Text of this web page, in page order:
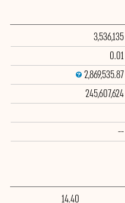
3,536,135
0.01
2,869,535.87
245,607,624
--
14.40